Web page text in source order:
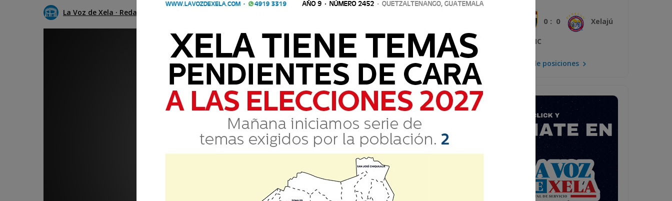
La Voz de Xela · Redacción
0 : 0 Xelajú
MC
Mira la tabla de posiciones